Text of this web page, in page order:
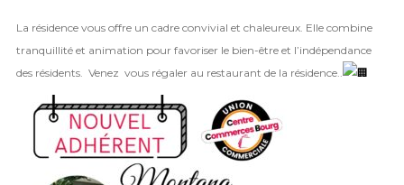
La résidence vous offre un cadre convivial et chaleureux. Elle combine
tranquillité et animation pour favoriser le bien-être et l’indépendance
des résidents. Venez vous régaler au restaurant de la résidence..